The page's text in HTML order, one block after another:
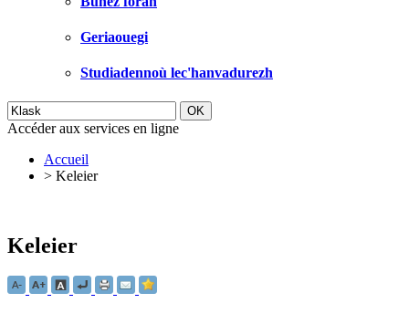
Geriaouegi
Studiadennoù lec'hanvadurezh
Accéder aux services en ligne
Accueil
> Keleier
Keleier